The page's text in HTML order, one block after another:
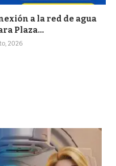
a la red de agua
Plaza...
2026